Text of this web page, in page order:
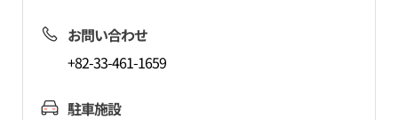
お問い合わせ
+82-33-461-1659
駐車施設